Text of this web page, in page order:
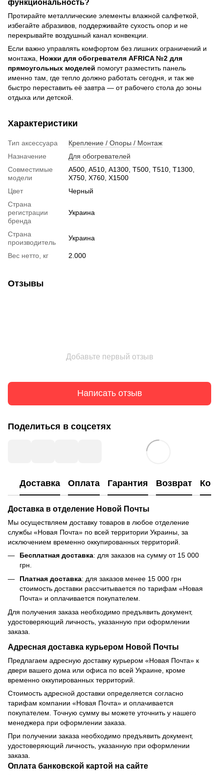
Протирайте металлические элементы влажной салфеткой,
избегайте абразивов, поддерживайте сухость опор и не
перекрывайте воздушный канал конвекции.
Если важно управлять комфортом без лишних ограничений и
монтажа, Ножки для обогревателя AFRICA №2 для
прямоугольных моделей помогут разместить панель
именно там, где тепло должно работать сегодня, и так же
быстро переставить её завтра — от рабочего стола до зоны
отдыха или детской.
Характеристики
Тип аксессуара
Крепление / Опоры / Монтаж
Назначение
Для обогревателей
Совместимые
модели
А500, А510, A1300, Т500, Т510, T1300,
Х750, Х760, X1500
Цвет
Черный
Страна
регистрации
бренда
Украина
Страна
производитель
Украина
Вес нетто, кг 2.000
Отзывы
Добавьте первый отзыв
Написать отзыв
Поделиться в соцсетях
Доставка Оплата Гарантия Возврат
Доставка в отделение Новой Почты
Мы осуществляем доставку товаров в любое отделение
службы «Новая Почта» по всей территории Украины, за
исключением временно оккупированных территорий.
Бесплатная доставка: для заказов на сумму от 15 000
грн.
Платная доставка: для заказов менее 15 000 грн
стоимость доставки рассчитывается по тарифам «Новая
Почта» и оплачивается покупателем.
Для получения заказа необходимо предъявить документ,
удостоверяющий личность, указанную при оформлении
заказа.
Адресная доставка курьером Новой Почты
Предлагаем адресную доставку курьером «Новая Почта» к
двери вашего дома или офиса по всей Украине, кроме
временно оккупированных территорий.
Стоимость адресной доставки определяется согласно
тарифам компании «Новая Почта» и оплачивается
покупателем. Точную сумму вы можете уточнить у нашего
менеджера при оформлении заказа.
При получении заказа необходимо предъявить документ,
удостоверяющий личность, указанную при оформлении
заказа.
Оплата банковской картой на сайте